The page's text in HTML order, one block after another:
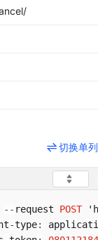
-- request POST
-type:
切换单